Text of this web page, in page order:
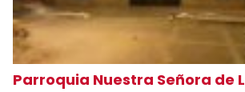
Parroquia Nuestra Señora de